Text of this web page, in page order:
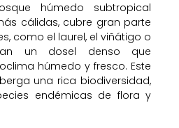
húmedo subtropical
cálidas, cubre gran parte
como el laurel, el viñátigo o
un dosel denso que
húmedo y fresco. Este
una rica biodiversidad,
endémicas de flora y